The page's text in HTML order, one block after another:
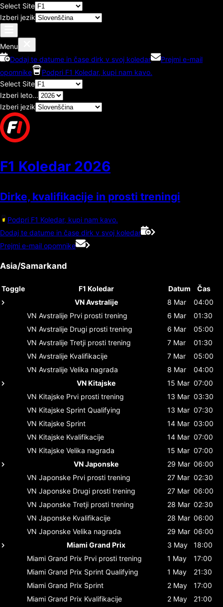
Select Site
Izberi jezik
Menu
Dodaj te datume in čase dirk v svoj koledar
Prejmi e-mail
opomnike
Podpri F1 Koledar, kupi nam kavo.
Select Site
Izberi leto...
Izberi jezik
F1 Koledar 2026
Dirke, kvalifikacije in prosti treningi
Podpri F1 Koledar, kupi nam kavo.
Dodaj te datume in čase dirk v svoj koledar
Prejmi e-mail opomnike
Asia/Samarkand
Toggle F1 Koledar Datum
Čas
VN Avstralije
8 Mar
04:00
VN Avstralije Prvi prosti trening 6 Mar
01:30
VN Avstralije Drugi prosti trening 6 Mar
05:00
VN Avstralije Tretji prosti trening 7 Mar
01:30
VN Avstralije Kvalifikacije 7 Mar
05:00
VN Avstralije Velika nagrada 8 Mar
04:00
VN Kitajske
15 Mar 07:00
VN Kitajske Prvi prosti trening 13 Mar 03:30
VN Kitajske Sprint Qualifying 13 Mar 07:30
VN Kitajske Sprint 14 Mar 03:00
VN Kitajske Kvalifikacije 14 Mar 07:00
VN Kitajske Velika nagrada 15 Mar 07:00
VN Japonske
29 Mar 06:00
VN Japonske Prvi prosti trening 27 Mar 02:30
VN Japonske Drugi prosti trening 27 Mar 06:00
VN Japonske Tretji prosti trening 28 Mar 02:30
VN Japonske Kvalifikacije 28 Mar 06:00
VN Japonske Velika nagrada 29 Mar 06:00
Miami Grand Prix
3 May
18:00
Miami Grand Prix Prvi prosti trening 1 May
17:00
Miami Grand Prix Sprint Qualifying 1 May
21:30
Miami Grand Prix Sprint 2 May
17:00
Miami Grand Prix Kvalifikacije 2 May
21:00